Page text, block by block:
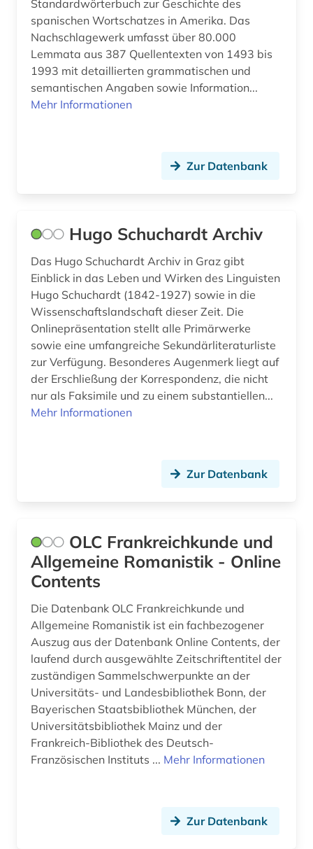
Standardwörterbuch zur Geschichte des
spanischen Wortschatzes in Amerika. Das
Nachschlagewerk umfasst über 80.000
Lemmata aus 387 Quellentexten von 1493 bis
1993 mit detaillierten grammatischen und
semantischen Angaben sowie Information...
Mehr Informationen
Zur Datenbank
Hugo Schuchardt Archiv
Das Hugo Schuchardt Archiv in Graz gibt
Einblick in das Leben und Wirken des Linguisten
Hugo Schuchardt (1842-1927) sowie in die
Wissenschaftslandschaft dieser Zeit. Die
Onlinepräsentation stellt alle Primärwerke
sowie eine umfangreiche Sekundärliteraturliste
zur Verfügung. Besonderes Augenmerk liegt auf
der Erschließung der Korrespondenz, die nicht
nur als Faksimile und zu einem substantiellen...
Mehr Informationen
Zur Datenbank
OLC Frankreichkunde und
Allgemeine Romanistik - Online
Contents
Die Datenbank OLC Frankreichkunde und
Allgemeine Romanistik ist ein fachbezogener
Auszug aus der Datenbank Online Contents, der
laufend durch ausgewählte Zeitschriftentitel der
zuständigen Sammelschwerpunkte an der
Universitäts- und Landesbibliothek Bonn, der
Bayerischen Staatsbibliothek München, der
Universitätsbibliothek Mainz und der
Frankreich-Bibliothek des Deutsch-
Französischen Instituts ... Mehr Informationen
Zur Datenbank